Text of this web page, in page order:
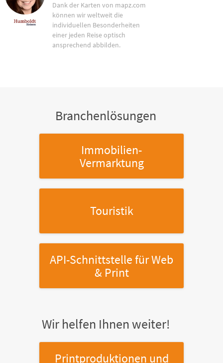
Dank der Karten von mapz.com
können wir weltweit die
individuellen Besonderheiten
einer jeden Reise optisch
ansprechend abbilden.
Branchenlösungen
Immobilien-
Vermarktung
Touristik
API-Schnittstellefür Web
& Print
Wir helfen Ihnen weiter!
Printproduktionen und